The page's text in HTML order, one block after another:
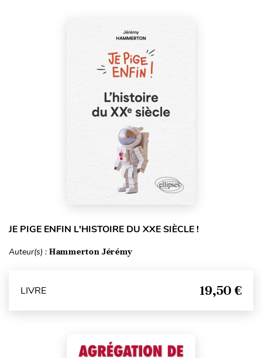
JE PIGE ENFIN L'HISTOIRE DU XXE SIÈCLE !
Auteur(s) : Hammerton Jérémy
LIVRE 19,50 €